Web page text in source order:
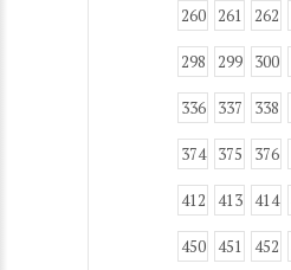
260 261 262
298 299 300
336 337 338
374 375 376
412 413 414
450 451 452